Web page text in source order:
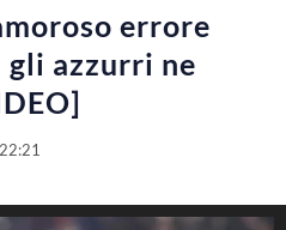
errore
azzurri ne